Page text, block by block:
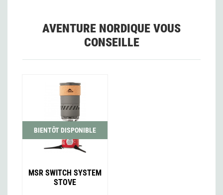
AVENTURE NORDIQUE VOUS
CONSEILLE
BIENTÔT DISPONIBLE
MSR SWITCH SYSTEM
STOVE